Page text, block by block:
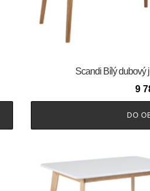
Scandi Bílý dubový
9
DO